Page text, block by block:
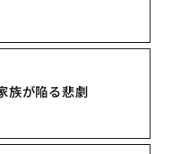
族が陥る悲劇